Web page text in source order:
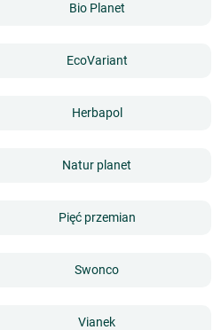
Bio Planet
EcoVariant
Herbapol
Natur planet
Pięć przemian
Swonco
Vianek